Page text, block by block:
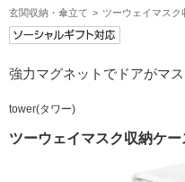
玄関収納・傘立て
ツーウェイマスク
強力マグネットでドアがマ
tower(タワー)
ツーウェイマスク収納ケ